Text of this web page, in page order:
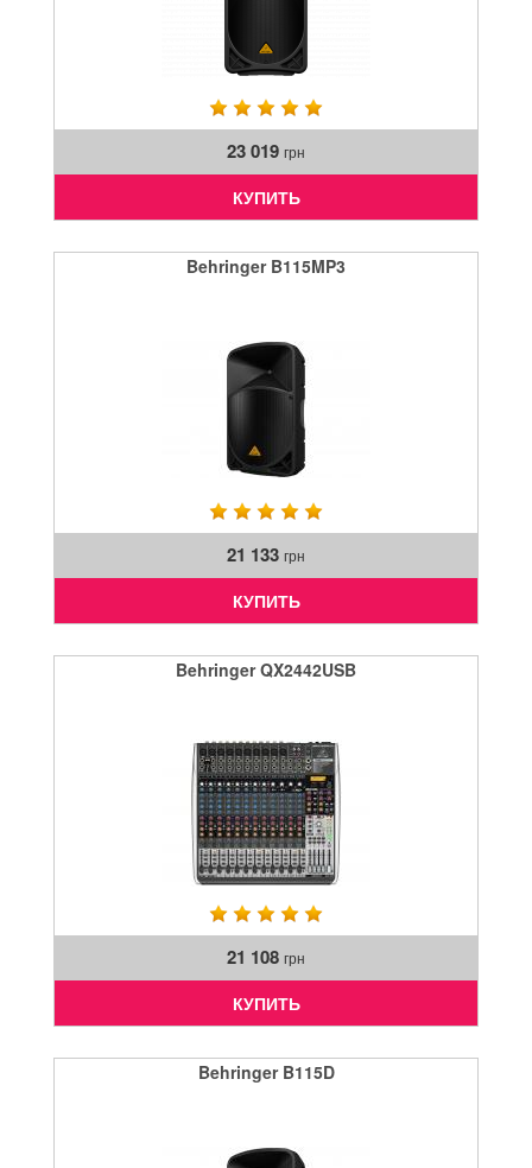
23 019 грн
КУПИТЬ
Behringer B115MP3
21 133 грн
КУПИТЬ
Behringer QX2442USB
21 108 грн
КУПИТЬ
Behringer B115D